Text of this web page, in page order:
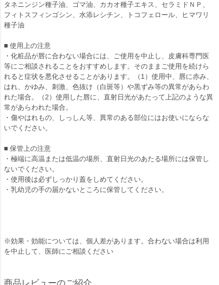
タネニンジン種子油、ゴマ油、カカオ種子エキス、セラミドＮＰ、
フィトスフィンゴシン、水添レシチン、トコフェロール、ヒマワリ
種子油
■ 使用上の注意
・化粧品が唇に合わない場合には、ご使用を中止し、皮膚科専門医
等にご相談されることをおすすめします。そのままご使用を続けら
れると症状を悪化させることがあります。（1）使用中、唇に赤み、
はれ、かゆみ、刺激、色抜け（白斑等）や黒ずみ等の異常があらわ
れた場合。（2）使用した唇に、直射日光があたって上記のような異
常があらわれた場合。
・傷やはれもの、しっしん等、異常のある部位にはお使いにならな
いでください。
■ 保管上の注意
・極端に高温または低温の場所、直射日光のあたる場所には保管し
ないでください。
・使用後は必ずしっかり蓋をしめてください。
・乳幼児の手の届かないところに保管してください。
※効果・効能については、個人差があります。合わない場合は利用
を中止して、医師にご相談ください